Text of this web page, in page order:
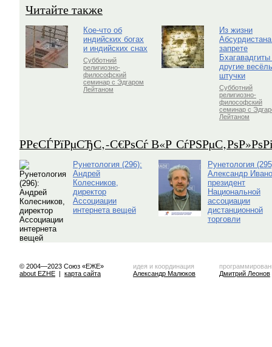
Читайте также
Кое-что об
индийских богах
и индийских снах
Субботний
религиозно-
философский
семинар с Эдгаром
Лейтаном
Из жизни
запрете
Бхагавадгиты
другие
штучки
Субботний
религиозно-
философский
семинар с
Лейтаном
Р­РєСЃРїРµСЂС‚-С€РѕСѓ В«Р
Рунетология (296):
Андрей
Колесников,
директор
Ассоциации
интернета вещей
Рунетология
Александр
президент
Национальной
ассоциации
дистанционной
торговли
© 2004—2023 Союз «ЕЖЕ»
about EZHE | карта сайта
идея и координация
Александр Малюков
Дмитрий Леонов